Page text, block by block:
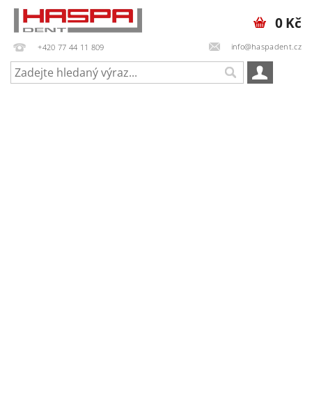
+420 77 44 11 809 info@haspadent.cz
0 Kč